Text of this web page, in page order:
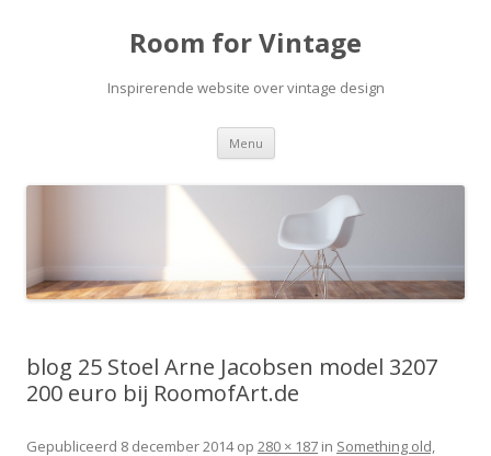
Room for Vintage
Inspirerende website over vintage design
Menu Spring naar de inhoud
blog 25 Stoel Arne Jacobsen model 3207
200 euro bij RoomofArt.de
Gepubliceerd 8 december 2014op 280 × 187 in Something old,